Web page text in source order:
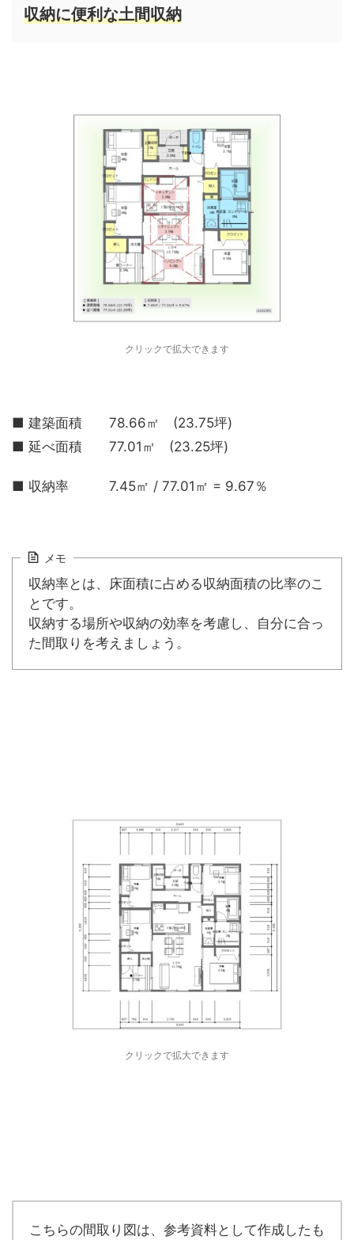
収納に便利な土間収納
クリックで拡大できます
■ 建築面積 78.66㎡ (23.75坪)
■ 延べ面積 77.01㎡ (23.25坪)
■ 収納率 7.45㎡ / 77.01㎡ = 9.67％
メモ
収納率とは、床面積に占める収納面積の比率のこ
とです。
収納する場所や収納の効率を考慮し、自分に合っ
た間取りを考えましょう。
クリックで拡大できます
こちらの間取り図は、参考資料として作成したも